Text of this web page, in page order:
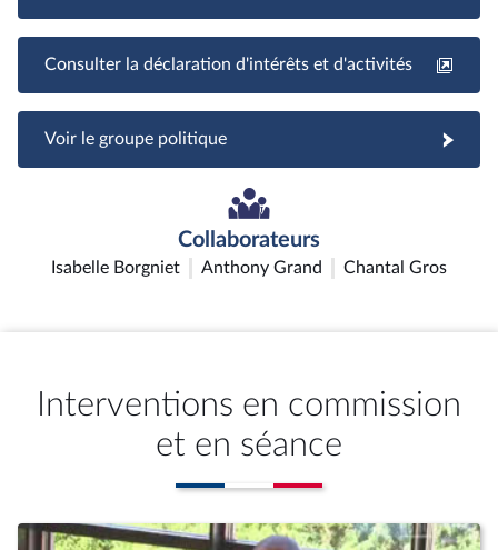
Consulter la déclaration d'intérêts et d'activités
Voir le groupe politique
Collaborateurs
Isabelle Borgniet Anthony Grand Chantal Gros
Interventions en commission
et en séance